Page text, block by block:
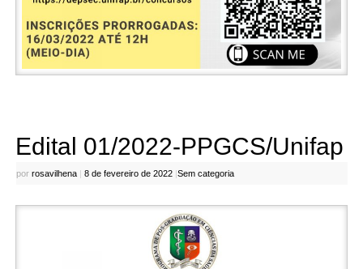
Edital 01/2022-PPGCS/Unifap
por rosavilhena | 8 de fevereiro de 2022 |Sem categoria